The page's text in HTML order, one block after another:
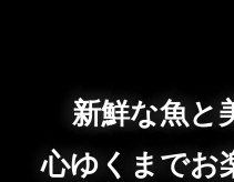
新鮮な魚と
心ゆくまでお